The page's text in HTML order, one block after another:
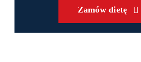
Zamów dietę